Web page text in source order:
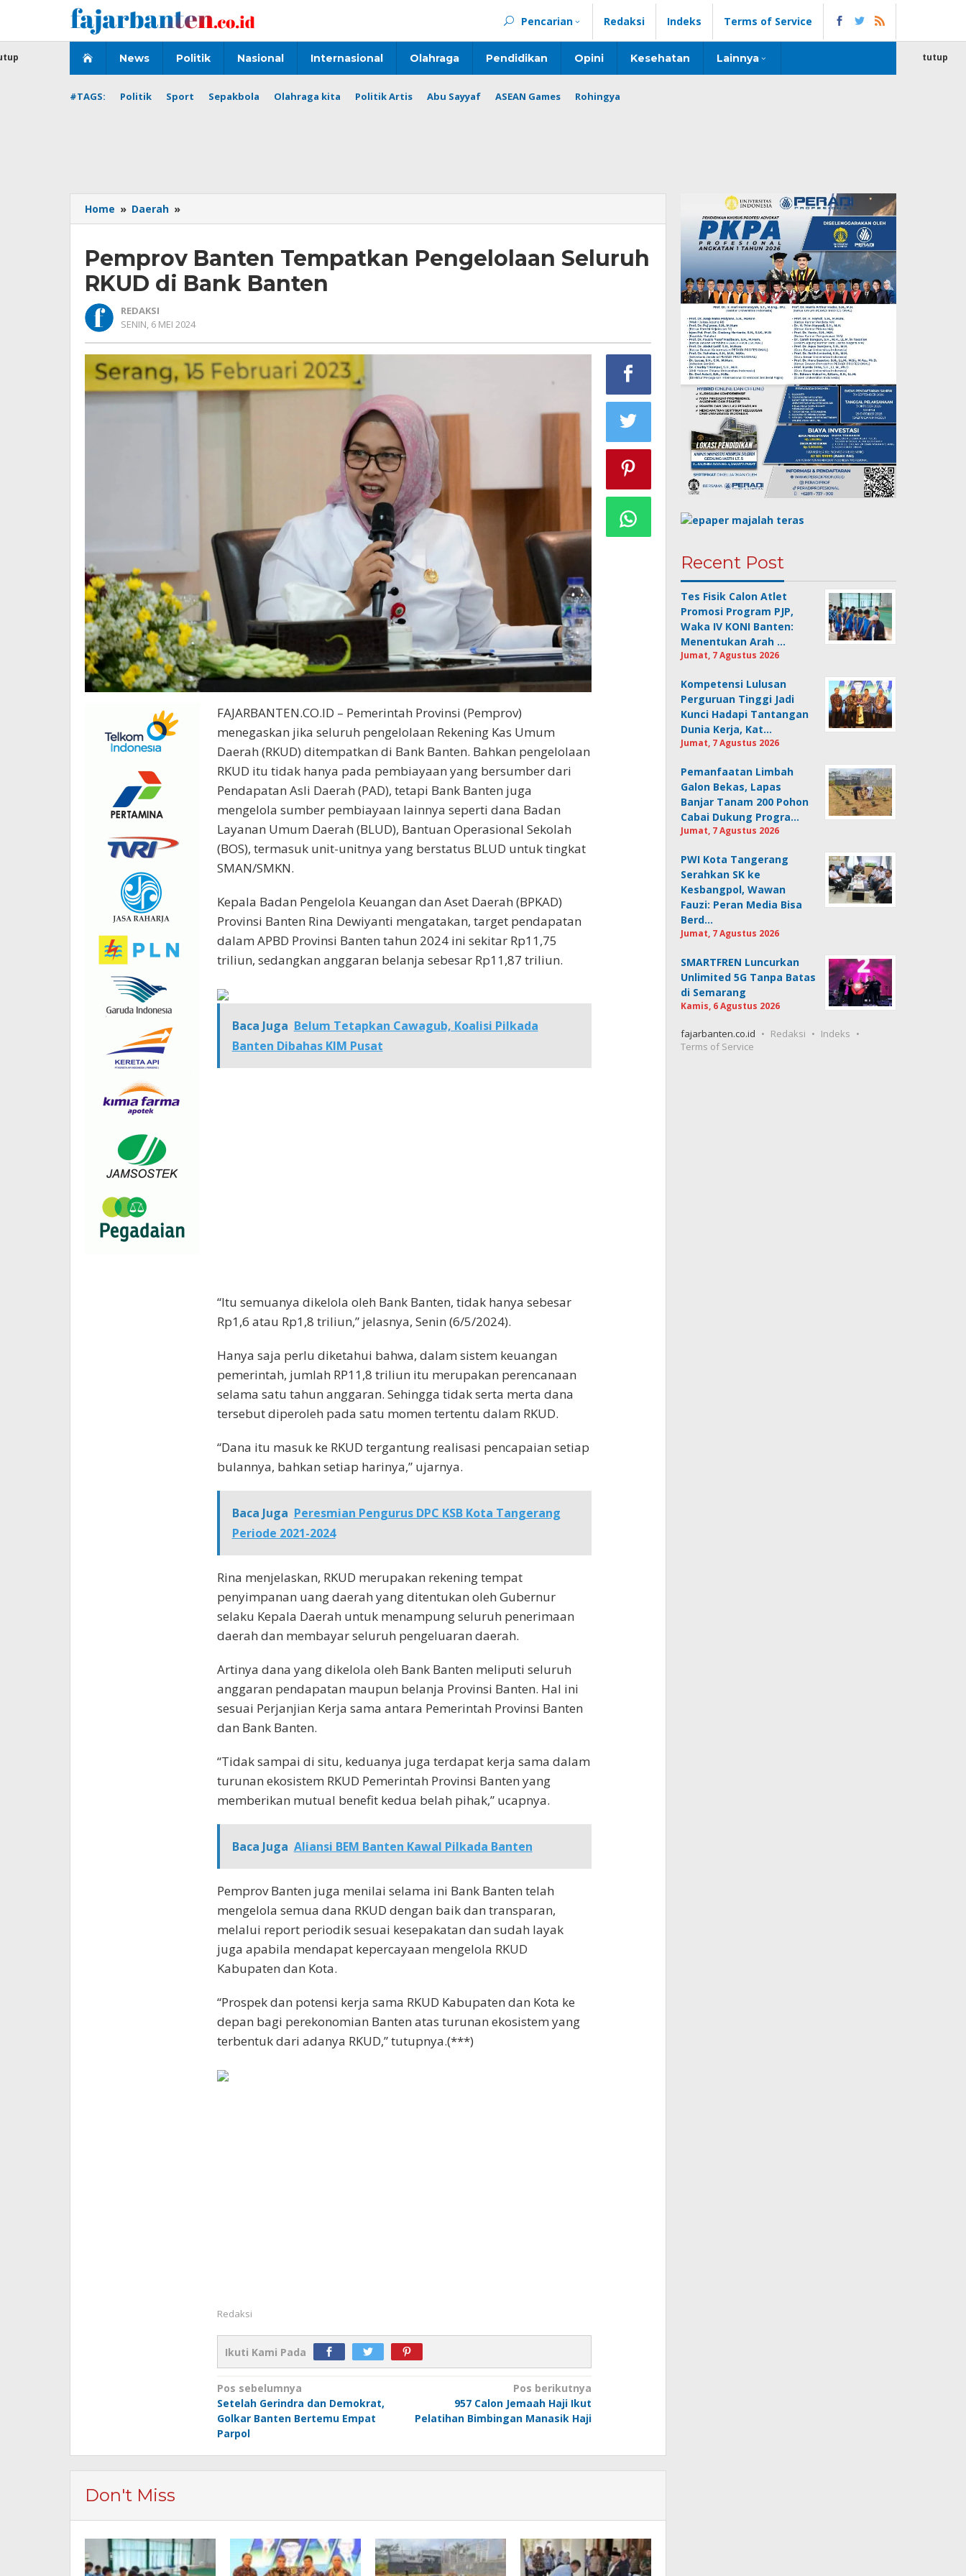
Pencarian Redaksi Indeks Terms of Service
News Politik Nasional Internasional Olahraga Pendidikan Opini Kesehatan Lainnya
#TAGS: Politik Sport Sepakbola Olahraga kita Politik Artis Abu Sayyaf ASEAN Games Rohingya
tutup
Home » Daerah »
Banten
Pengelolaan
Seluruh
RKUD
Banten
Pemprov Banten Tempatkan Pengelolaan Seluruh
RKUD di Bank Banten
REDAKSI
SENIN, 6 MEI 2024
FAJARBANTEN.CO.ID – Pemerintah Provinsi (Pemprov)
menegaskan jika seluruh pengelolaan Rekening Kas Umum
Daerah (RKUD) ditempatkan di Bank Banten. Bahkan pengelolaan
RKUD itu tidak hanya pada pembiayaan yang bersumber dari
Pendapatan Asli Daerah (PAD), tetapi Bank Banten juga
mengelola sumber pembiayaan lainnya seperti dana Badan
Layanan Umum Daerah (BLUD), Bantuan Operasional Sekolah
(BOS), termasuk unit-unitnya yang berstatus BLUD untuk tingkat
SMAN/SMKN.
Kepala Badan Pengelola Keuangan dan Aset Daerah (BPKAD)
Provinsi Banten Rina Dewiyanti mengatakan, target pendapatan
dalam APBD Provinsi Banten tahun 2024 ini sekitar Rp11,75
triliun, sedangkan anggaran belanja sebesar Rp11,87 triliun.
Baca Juga Belum Tetapkan Cawagub, Koalisi Pilkada
Banten Dibahas KIM Pusat
“Itu semuanya dikelola oleh Bank Banten, tidak hanya sebesar
Rp1,6 atau Rp1,8 triliun,” jelasnya, Senin (6/5/2024).
Hanya saja perlu diketahui bahwa, dalam sistem keuangan
pemerintah, jumlah RP11,8 triliun itu merupakan perencanaan
selama satu tahun anggaran. Sehingga tidak serta merta dana
tersebut diperoleh pada satu momen tertentu dalam RKUD.
“Dana itu masuk ke RKUD tergantung realisasi pencapaian setiap
bulannya, bahkan setiap harinya,” ujarnya.
Baca Juga Peresmian Pengurus DPC KSB Kota Tangerang
Periode 2021-2024
Rina menjelaskan, RKUD merupakan rekening tempat
penyimpanan uang daerah yang ditentukan oleh Gubernur
selaku Kepala Daerah untuk menampung seluruh penerimaan
daerah dan membayar seluruh pengeluaran daerah.
Artinya dana yang dikelola oleh Bank Banten meliputi seluruh
anggaran pendapatan maupun belanja Provinsi Banten. Hal ini
sesuai Perjanjian Kerja sama antara Pemerintah Provinsi Banten
dan Bank Banten.
“Tidak sampai di situ, keduanya juga terdapat kerja sama dalam
turunan ekosistem RKUD Pemerintah Provinsi Banten yang
memberikan mutual benefit kedua belah pihak,” ucapnya.
Baca Juga Aliansi BEM Banten Kawal Pilkada Banten
Pemprov Banten juga menilai selama ini Bank Banten telah
mengelola semua dana RKUD dengan baik dan transparan,
melalui report periodik sesuai kesepakatan dan sudah layak
juga apabila mendapat kepercayaan mengelola RKUD
Kabupaten dan Kota.
“Prospek dan potensi kerja sama RKUD Kabupaten dan Kota ke
depan bagi perekonomian Banten atas turunan ekosistem yang
terbentuk dari adanya RKUD,” tutupnya.(***)
Redaksi
Ikuti Kami Pada
Navigasi
pos
Pos sebelumnya
Setelah Gerindra dan Demokrat,
Golkar Banten Bertemu Empat
Parpol
Pos berikutnya
957 Calon Jemaah Haji Ikut
Pelatihan Bimbingan Manasik Haji
Don't Miss
Recent Post
Tes Fisik Calon Atlet
Promosi Program PJP,
Waka IV KONI Banten:
Menentukan Arah …
Jumat, 7 Agustus 2026
Kompetensi Lulusan
Perguruan Tinggi Jadi
Kunci Hadapi Tantangan
Dunia Kerja, Kat…
Jumat, 7 Agustus 2026
Pemanfaatan Limbah
Galon Bekas, Lapas
Banjar Tanam 200 Pohon
Cabai Dukung Progra…
Jumat, 7 Agustus 2026
PWI Kota Tangerang
Serahkan SK ke
Kesbangpol, Wawan
Fauzi: Peran Media Bisa
Berd…
Jumat, 7 Agustus 2026
SMARTFREN Luncurkan
Unlimited 5G Tanpa Batas
di Semarang
Kamis, 6 Agustus 2026
fajarbanten.co.id Redaksi
Indeks
Terms of Service